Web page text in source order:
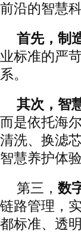
前沿的智慧
首先，制
业标准的严
系。
其次，智
而是依托海
清洗、换滤
智慧养护体验
第三， 数
链路管理，
都标准、透明